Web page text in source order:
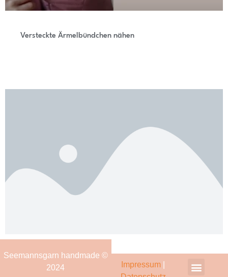
Versteckte Ärmelbündchen nähen
Seemannsgarn handmade ©
2024
Impressum